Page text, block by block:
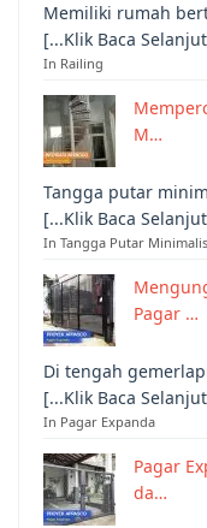
Memiliki rumah
[...Klik Baca
In Railing
M…
Tangga putar
[...Klik Baca
In Tangga Putar Minimalis
Pagar …
Di tengah
[...Klik Baca
In Pagar Expanda
Pagar
da…